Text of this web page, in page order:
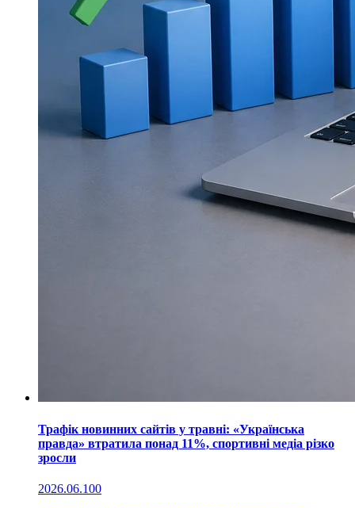
Трафік новинних сайтів у травні: «Українська
правда» втратила понад 11%, спортивні медіа різко
зросли
2026.06.100